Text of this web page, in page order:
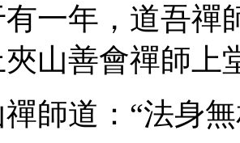
年，道吾禪
山善會禪師上
道：“法身無